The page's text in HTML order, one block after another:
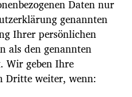
Daten nur
genannten
Ihrer persönlichen
als den genannten
Wir geben Ihre
Dritte weiter, wenn: